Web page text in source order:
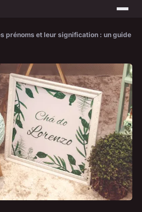
prénoms et leur signification : un guide